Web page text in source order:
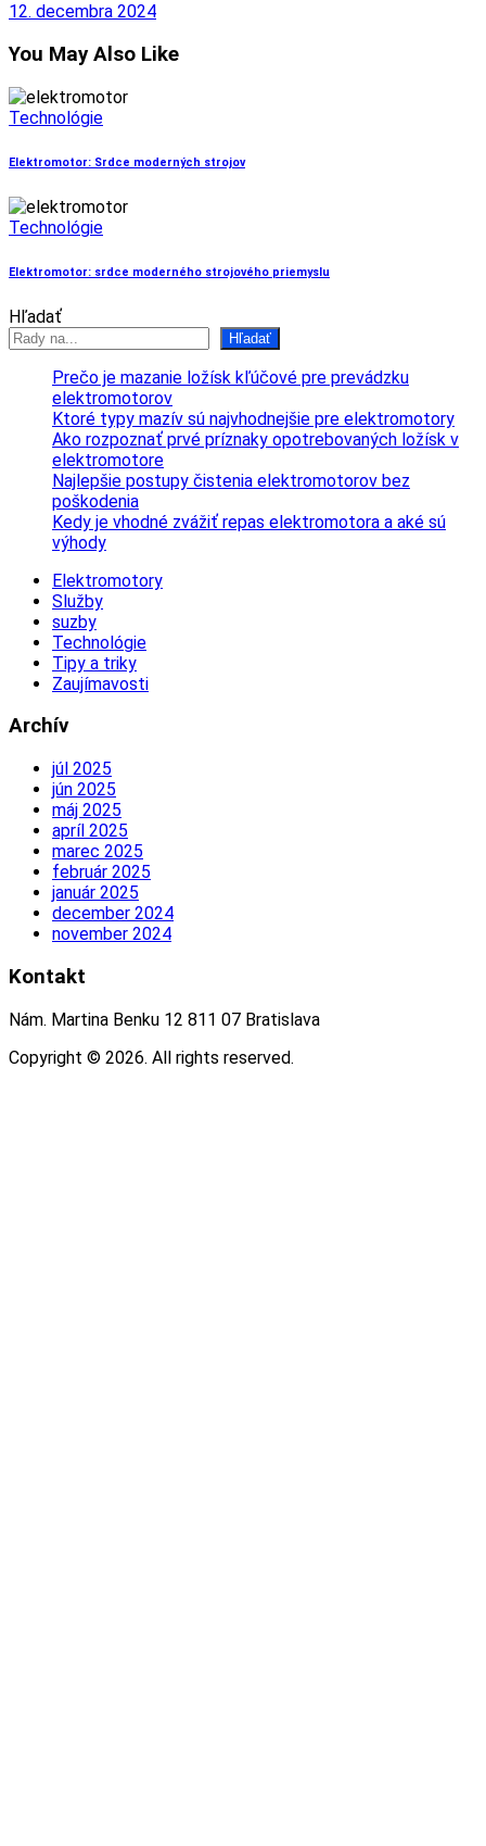
12. decembra 2024
You May Also Like
Technológie
Elektromotor: Srdce moderných strojov
Technológie
Elektromotor: srdce moderného strojového priemyslu
Hľadať
Hľadať
Prečo je mazanie ložísk kľúčové pre prevádzku
elektromotorov
Ktoré typy mazív sú najvhodnejšie pre elektromotory
Ako rozpoznať prvé príznaky opotrebovaných ložísk v
elektromotore
Najlepšie postupy čistenia elektromotorov bez
poškodenia
Kedy je vhodné zvážiť repas elektromotora a aké sú
výhody
Elektromotory
Služby
suzby
Technológie
Tipy a triky
Zaujímavosti
Archív
júl 2025
jún 2025
máj 2025
apríl 2025
marec 2025
február 2025
január 2025
december 2024
november 2024
Kontakt
Nám. Martina Benku 12 811 07 Bratislava
Copyright © 2026. All rights reserved.